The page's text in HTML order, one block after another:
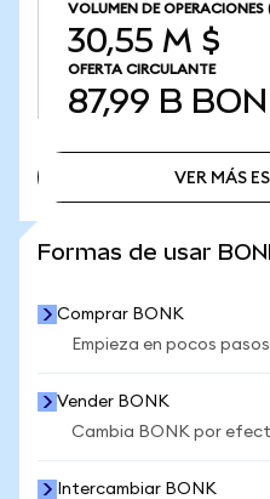
VOLUMEN DE OPERACIONES
30,55 M $
OFERTA CIRCULANTE
87,99 B
VER MÁS
Formas de usar
Comprar BONK
Empieza en pocos
Vender BONK
Cambia BONK por
Intercambiar BONK